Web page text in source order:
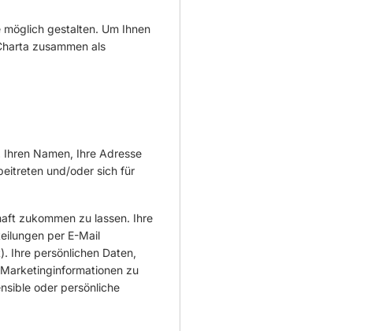
gestalten. Um Ihnen
zusammen als
Namen, Ihre Adresse
und/oder sich für
zukommen zu lassen. Ihre
per E-Mail
Ihre persönlichen Daten,
zu
oder persönliche